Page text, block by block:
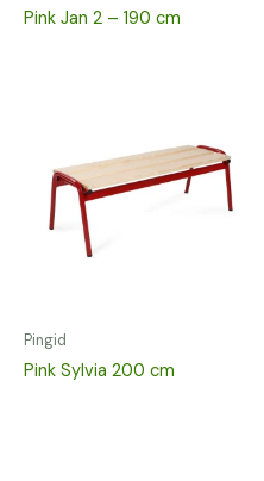
Pink Jan 2 – 190 cm
Pingid
Pink Sylvia 200 cm